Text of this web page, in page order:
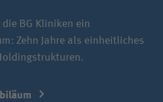
die BG Kliniken ein
Zehn Jahre als einheitliches